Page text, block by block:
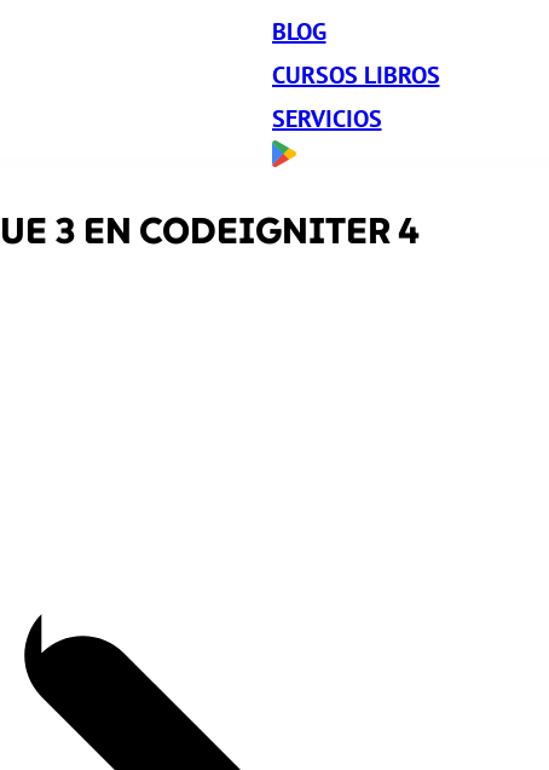
BLOG
CURSOS LIBROS
SERVICIOS
3 EN CODEIGNITER 4